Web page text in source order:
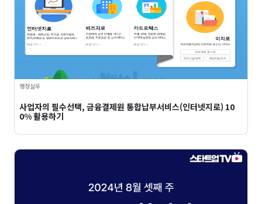
행정실무
사업자의 필수선택, 금융결제원 통합납부서비스(인터넷지로) 10
0% 활용하기